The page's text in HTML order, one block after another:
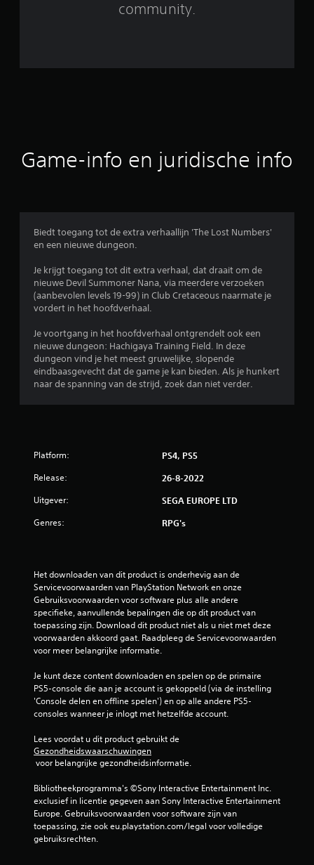
n
e
n
community.
Game-info en juridische info
Biedt toegang tot de extra verhaallijn 'The Lost Numbers'
en een nieuwe dungeon.
Je krijgt toegang tot dit extra verhaal, dat draait om de
nieuwe Devil Summoner Nana, via meerdere verzoeken
(aanbevolen levels 19-99) in Club Cretaceous naarmate je
vordert in het hoofdverhaal.
Je voortgang in het hoofdverhaal ontgrendelt ook een
nieuwe dungeon: Hachigaya Training Field. In deze
dungeon vind je het meest gruwelijke, slopende
eindbaasgevecht dat de game je kan bieden. Als je hunkert
naar de spanning van de strijd, zoek dan niet verder.
Platform: PS4, PS5
Release: 26-8-2022
Uitgever: SEGA EUROPE LTD
Genres: RPG's
Het downloaden van dit product is onderhevig aan de
Servicevoorwaarden van PlayStation Network en onze
Gebruiksvoorwaarden voor software plus alle andere
specifieke, aanvullende bepalingen die op dit product van
toepassing zijn. Download dit product niet als u niet met deze
voorwaarden akkoord gaat. Raadpleeg de Servicevoorwaarden
voor meer belangrijke informatie.
Je kunt deze content downloaden en spelen op de primaire
PS5-console die aan je account is gekoppeld (via de instelling
'Console delen en offline spelen') en op alle andere PS5-
consoles wanneer je inlogt met hetzelfde account.
Lees voordat u dit product gebruikt de
Gezondheidswaarschuwingen
voor belangrijke gezondheidsinformatie.
Bibliotheekprogramma's ©Sony Interactive Entertainment Inc.
exclusief in licentie gegeven aan Sony Interactive Entertainment
Europe. Gebruiksvoorwaarden voor software zijn van
toepassing, zie ook eu.playstation.com/legal voor volledige
gebruiksrechten.